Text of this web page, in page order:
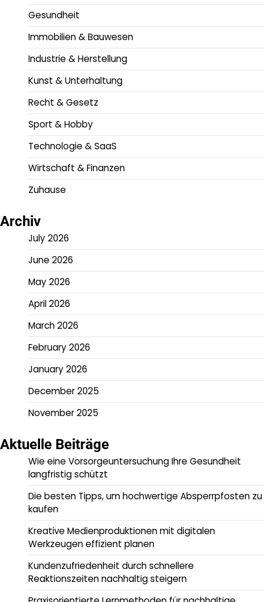
Gesundheit
Immobilien & Bauwesen
Industrie & Herstellung
Kunst & Unterhaltung
Recht & Gesetz
Sport & Hobby
Technologie & SaaS
Wirtschaft & Finanzen
Zuhause
Archiv
July 2026
June 2026
May 2026
April 2026
March 2026
February 2026
January 2026
December 2025
November 2025
Aktuelle Beiträge
Wie eine Vorsorgeuntersuchung Ihre Gesundheit
langfristig schützt
Die besten Tipps, um hochwertige Absperrpfosten zu
kaufen
Kreative Medienproduktionen mit digitalen
Werkzeugen effizient planen
Kundenzufriedenheit durch schnellere
Reaktionszeiten nachhaltig steigern